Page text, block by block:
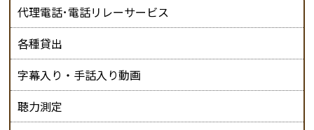
代理電話･電話リレーサービス
各種貸出
字幕入り・手話入り動画
聴力測定